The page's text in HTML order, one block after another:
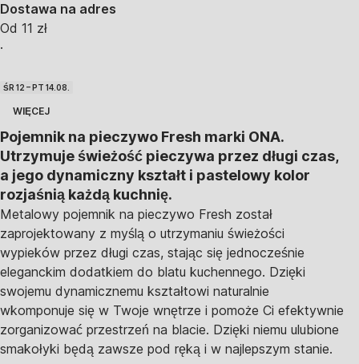
Dostawa na adres
Od 11 zł
·
ŚR 12 – PT 14.08.
WIĘCEJ
Pojemnik na pieczywo Fresh marki ONA.
Utrzymuje świeżość pieczywa przez długi czas,
a jego dynamiczny kształt i pastelowy kolor
rozjaśnią każdą kuchnię.
Metalowy pojemnik na pieczywo Fresh został
zaprojektowany z myślą o utrzymaniu świeżości
wypieków przez długi czas, stając się jednocześnie
eleganckim dodatkiem do blatu kuchennego. Dzięki
swojemu dynamicznemu kształtowi naturalnie
wkomponuje się w Twoje wnętrze i pomoże Ci efektywnie
zorganizować przestrzeń na blacie. Dzięki niemu ulubione
smakołyki będą zawsze pod ręką i w najlepszym stanie.